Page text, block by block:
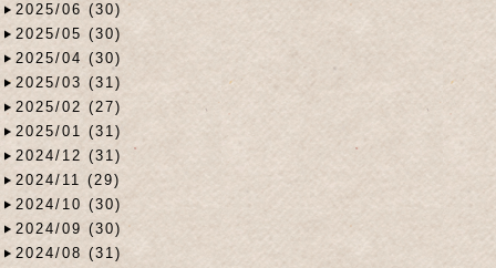
2025/06 (30)
2025/05 (30)
2025/04 (30)
2025/03 (31)
2025/02 (27)
2025/01 (31)
2024/12 (31)
2024/11 (29)
2024/10 (30)
2024/09 (30)
2024/08 (31)